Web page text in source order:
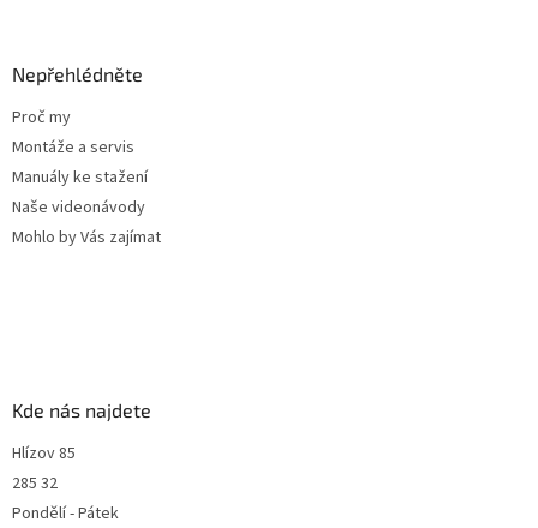
Nepřehlédněte
Proč my
Montáže a servis
Manuály ke stažení
Naše videonávody
Mohlo by Vás zajímat
Kde nás najdete
Hlízov 85
285 32
Pondělí - Pátek